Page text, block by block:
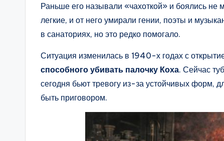
Раньше его называли «чахоткой» и боялись
легкие, и от него умирали гении, поэты и
в санаториях, но это редко помогало.
Ситуация изменилась в 1940-х годах с
способного убивать палочку Коха. Сейчас
сегодня бьют тревогу из-за устойчивых форм,
быть приговором.